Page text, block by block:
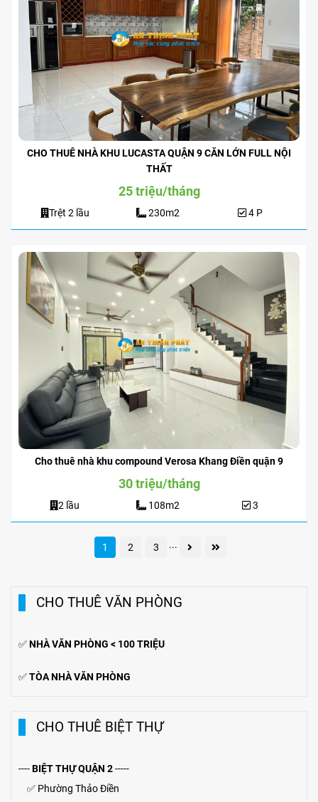
CHO THUÊ NHÀ KHU LUCASTA QUẬN 9 CĂN LỚN FULL NỘI
THẤT
25 triệu/tháng
Trệt 2 lầu 230m2 4 P
Cho thuê nhà khu compound Verosa Khang Điền quận 9
30 triệu/tháng
2 lầu 108m2 3
1 2 3 ...
CHO THUÊ VĂN PHÒNG
✅NHÀ VĂN PHÒNG < 100 TRIỆU
✅TÒA NHÀ VĂN PHÒNG
CHO THUÊ BIỆT THỰ
----BIỆT THỰ QUẬN 2-----
✅ Phường Thảo Điền